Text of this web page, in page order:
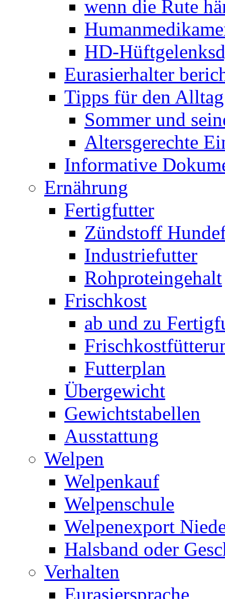
wenn die Rute
HD-
Eurasierhalter
Tipps für den Alltag
Sommer und
Altersgerechte
Informative
Ernährung
Fertigfutter
Zündstoff
Industriefutter
Rohproteingehalt
Frischkost
ab und zu
Futterplan
Übergewicht
Gewichtstabellen
Ausstattung
Welpen
Welpenkauf
Welpenschule
Welpenexport
Halsband oder
Verhalten
Eurasiersprache